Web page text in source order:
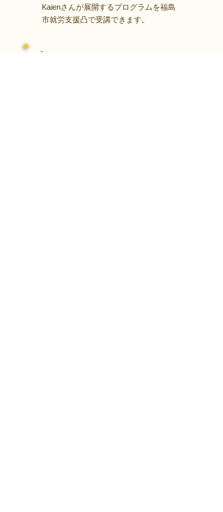
Kaienさんが展開するプログラムを福島
市就労支援凸で受講できます。